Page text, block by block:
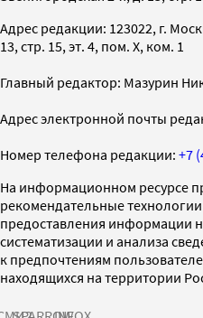
Адрес редакции: 123022, г.
13, стр. 15, эт. 4, пом. X, ком. 1
Главный редактор: Мазурин
Адрес электронной почты
Номер телефона редакции: +7
На информационном ресурсе
рекомендательные
предоставления информации
систематизации и анализа
к предпочтениям
находящихся на территории